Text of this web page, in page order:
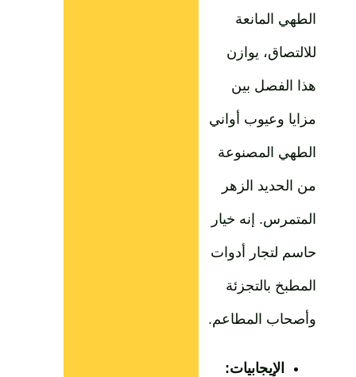
الطهي المانعة
للالتصاق، يوازن
هذا الفصل بين
مزايا وعيوب أواني
الطهي المصنوعة
من الحديد الزهر
المتمرس. إنه خيار
حاسم لتجار أدوات
المطبخ بالتجزئة
وأصحاب المطاعم.
الإيجابيات: